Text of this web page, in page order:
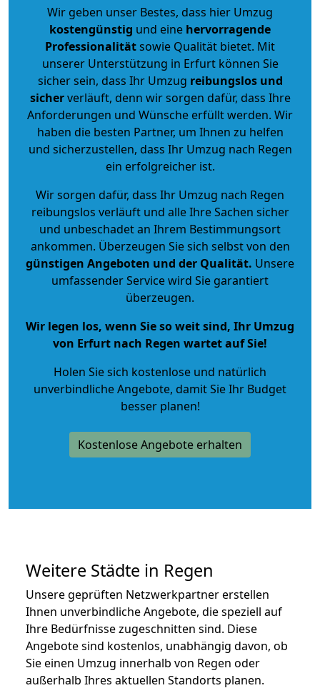
Wir geben unser Bestes, dass hier Umzug
kostengünstig und eine hervorragende
Professionalitätsowie Qualität bietet. Mit
unserer Unterstützung in Erfurt können Sie
sicher sein, dass Ihr Umzug reibungslos und
sicherverläuft, denn wir sorgen dafür, dass Ihre
Anforderungen und Wünsche erfüllt werden. Wir
haben die besten Partner, um Ihnen zu helfen
und sicherzustellen, dass Ihr Umzug nach Regen
ein erfolgreicher ist.
Wir sorgen dafür, dass Ihr Umzug nach Regen
reibungslos verläuft und alle Ihre Sachen sicher
und unbeschadet an Ihrem Bestimmungsort
ankommen. Überzeugen Sie sich selbst von den
günstigen Angeboten und der Qualität. Unsere
umfassender Service wird Sie garantiert
überzeugen.
Wir legen los, wenn Sie so weit sind, Ihr Umzug
von Erfurt nach Regen wartet auf Sie!
Holen Sie sich kostenlose und natürlich
unverbindliche Angebote, damit Sie Ihr Budget
besser planen!
Kostenlose Angebote erhalten
Weitere Städte in Regen
Unsere geprüften Netzwerkpartner erstellen
Ihnen unverbindliche Angebote, die speziell auf
Ihre Bedürfnisse zugeschnitten sind. Diese
Angebote sind kostenlos, unabhängig davon, ob
Sie einen Umzug innerhalb von Regen oder
außerhalb Ihres aktuellen Standorts planen.